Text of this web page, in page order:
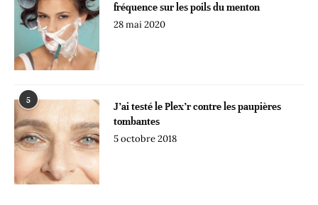
fréquence sur les poils du menton
28 mai 2020
5
J’ai testé le Plex’r contre les paupières
tombantes
5 octobre 2018